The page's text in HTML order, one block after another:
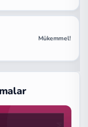
Mükemmel!